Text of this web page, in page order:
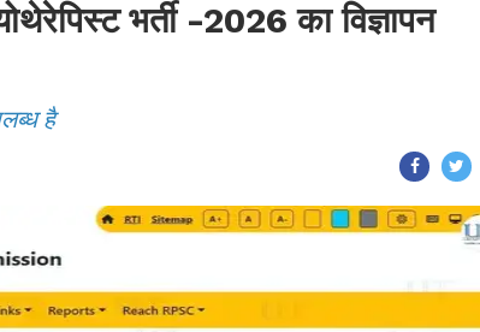
भर्ती -2026 का विज्ञापन
है